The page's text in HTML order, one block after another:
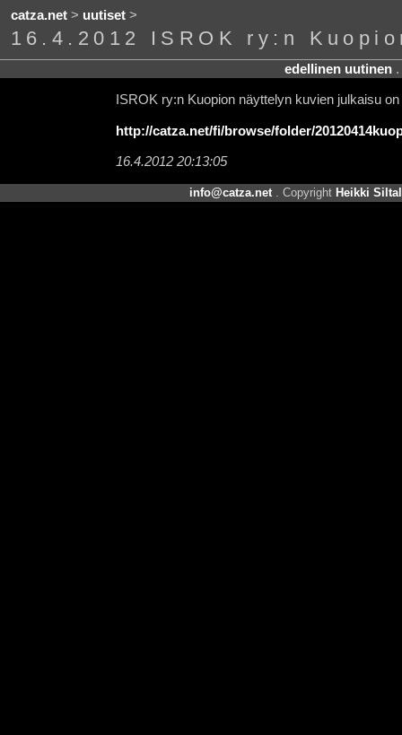
catza.net> uutiset>
16.4.2012 ISROK ry:n
edellinen uutinen.
ISROK ry:n Kuopion näyttelyn kuvien julkaisu
http://catza.net/fi/browse/folder/
16.4.2012 20:13:05
info@catza.net. Copyright Heikki